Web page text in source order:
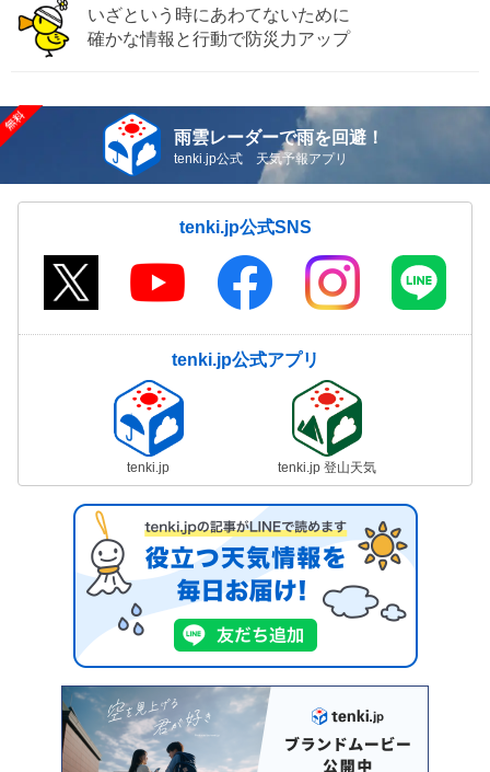
いざという時にあわてないために
確かな情報と行動で防災力アップ
雨雲レーダーで雨を回避！
tenki.jp公式 天気予報アプリ
tenki.jp公式SNS
tenki.jp公式アプリ
tenki.jp tenki.jp 登山天気